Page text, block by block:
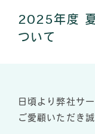
2025年度 夏
ついて
日頃より弊社サ
ご愛顧いただき